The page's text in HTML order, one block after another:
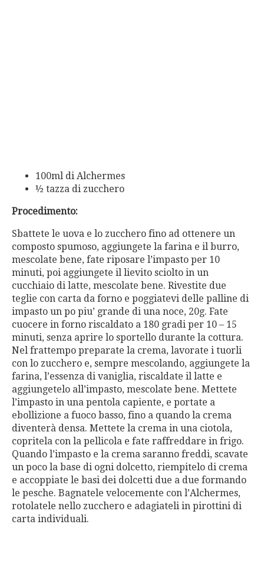
100ml di Alchermes
½ tazza di zucchero
Procedimento:
Sbattete le uova e lo zucchero fino ad ottenere un
composto spumoso, aggiungete la farina e il burro,
mescolate bene, fate riposare l’impasto per 10
minuti, poi aggiungete il lievito sciolto in un
cucchiaio di latte, mescolate bene. Rivestite due
teglie con carta da forno e poggiatevi delle palline di
impasto un po piu’ grande di una noce, 20g. Fate
cuocere in forno riscaldato a 180 gradi per 10 – 15
minuti, senza aprire lo sportello durante la cottura.
Nel frattempo preparate la crema, lavorate i tuorli
con lo zucchero e, sempre mescolando, aggiungete la
farina, l’essenza di vaniglia, riscaldate il latte e
aggiungetelo all’impasto, mescolate bene. Mettete
l’impasto in una pentola capiente, e portate a
ebollizione a fuoco basso, fino a quando la crema
diventerà densa. Mettete la crema in una ciotola,
copritela con la pellicola e fate raffreddare in frigo.
Quando l’impasto e la crema saranno freddi, scavate
un poco la base di ogni dolcetto, riempitelo di crema
e accoppiate le basi dei dolcetti due a due formando
le pesche. Bagnatele velocemente con l’Alchermes,
rotolatele nello zucchero e adagiateli in pirottini di
carta individuali.